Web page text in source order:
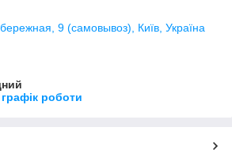
9 (самовывоз), Київ, Україна
роботи